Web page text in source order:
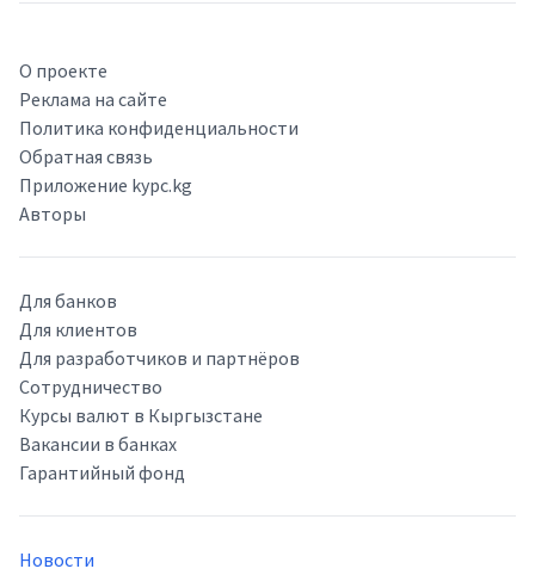
О проекте
Реклама на сайте
Политика конфиденциальности
Обратная связь
Приложение kypc.kg
Авторы
Для банков
Для клиентов
Для разработчиков и партнёров
Сотрудничество
Курсы валют в Кыргызстане
Вакансии в банках
Гарантийный фонд
Новости